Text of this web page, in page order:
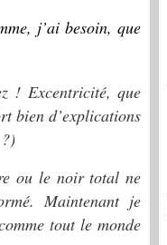
j’ai besoin, que
! Excentricité, que
bien d’explications
ou le noir total ne
Maintenant je
tout le monde